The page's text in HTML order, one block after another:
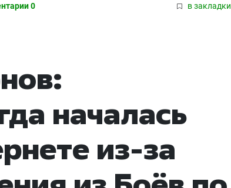
0 в закладки
началась
из-за